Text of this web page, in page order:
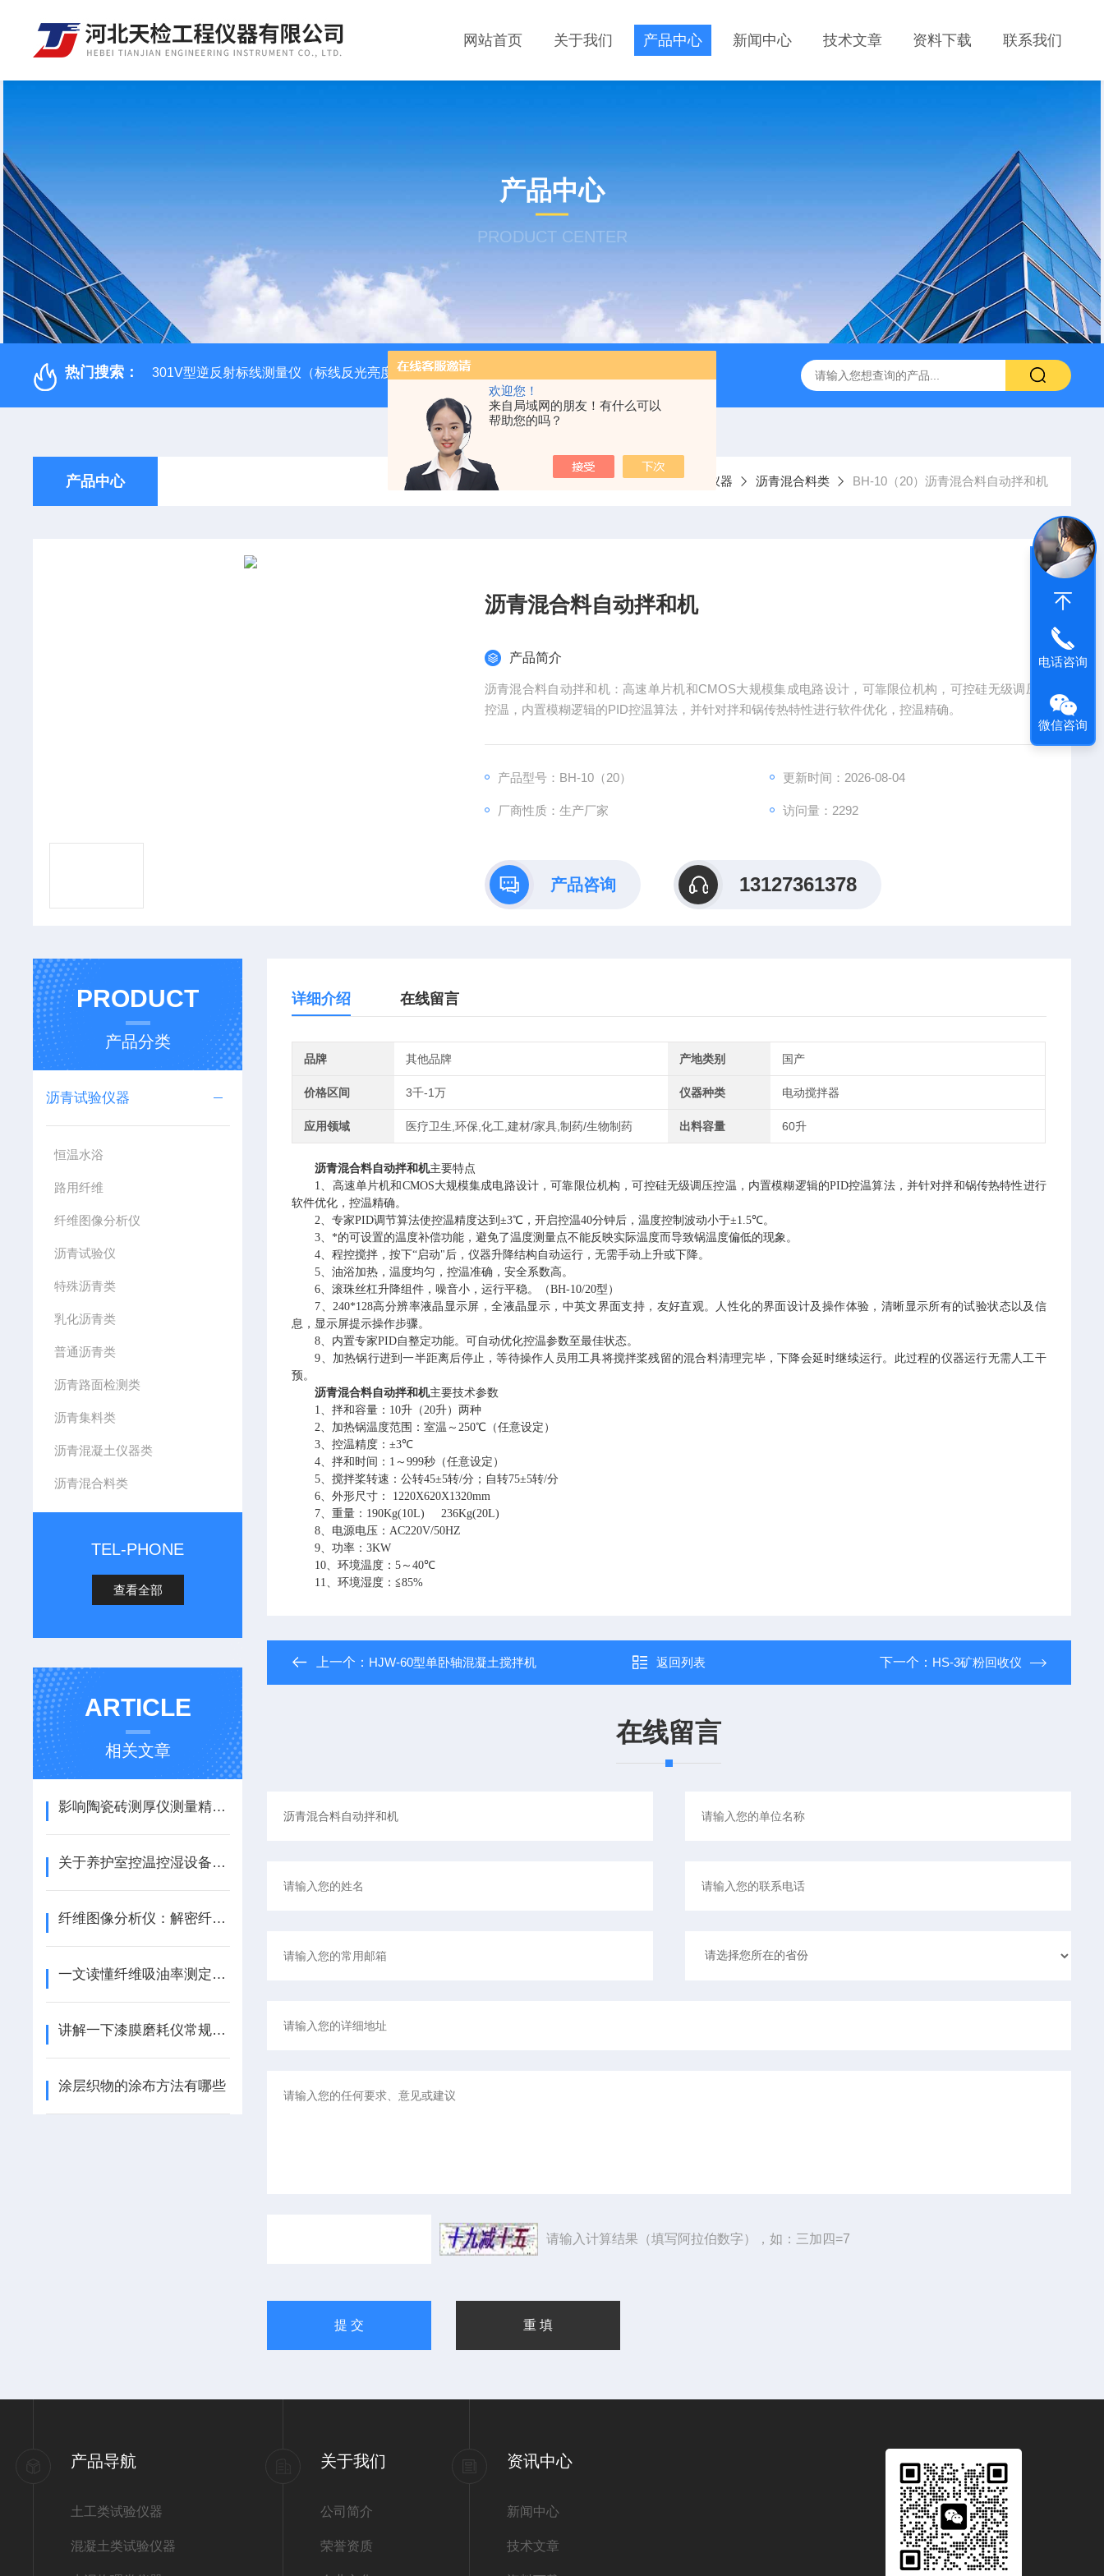
欢迎您！
来自局域网的朋友！有什么可以
帮助您的吗？
网站首页 关于我们 产品中心 新闻中心 技术文章 资料下载 联系我们
产品中心
PRODUCT CENTER
热门搜索： 301V型逆反射标线测量仪（标线反光亮度检测仪） 陶瓷砖真空吸水率测定仪 CLD型混凝土全自动低温慢速冻融试验机
产品中心 当前位置： 首页 产品中心 沥青试验仪器 沥青混合料类 BH-10（20）沥青混合料自动拌和机
沥青混合料自动拌和机
产品简介
沥青混合料自动拌和机：高速单片机和CMOS大规模集成电路设计，可靠限位机构，可控硅无级调压
控温，内置模糊逻辑的PID控温算法，并针对拌和锅传热特性进行软件优化，控温精确。
产品型号：BH-10（20） 更新时间：2026-08-04
厂商性质：生产厂家 访问量：2292
产品咨询 13127361378
PRODUCT
产品分类
沥青试验仪器
恒温水浴
路用纤维
纤维图像分析仪
沥青试验仪
特殊沥青类
乳化沥青类
普通沥青类
沥青路面检测类
沥青集料类
沥青混凝土仪器类
沥青混合料类
TEL-PHONE
查看全部
ARTICLE
相关文章
影响陶瓷砖测厚仪测量精度因素有哪些
关于养护室控温控湿设备的应用与维护
纤维图像分析仪：解密纤维世界的密码
一文读懂纤维吸油率测定仪：从原理到使用技巧
讲解一下漆膜磨耗仪常规安装方法
涂层织物的涂布方法有哪些
详细介绍 在线留言
品牌 其他品牌 产地类别 国产
价格区间 3千-1万 仪器种类 电动搅拌器
应用领域 医疗卫生,环保,化工,建材/家具,制药/生物制药 出料容量 60升
沥青混合料自动拌和机主要特点
1、高速单片机和 CMOS大规模集成电路设计，可靠限位机构，可控硅无级调压控温，内置模糊逻辑的PID控温算法，并针对拌和锅传热特性进行
软件优化，控温精确。
2、专家PID调节算法使控温精度达到±3℃，开启控温40分钟后，温度控制波动小于±1.5℃。
3、*的可设置的温度补偿功能，避免了温度测量点不能反映实际温度而导致锅温度偏低的现象。
4、程控搅拌，按下“启动"后，仪器升降结构自动运行，无需手动上升或下降。
5、油浴加热，温度均匀，控温准确，安全系数高。
6、滚珠丝杠升降组件，噪音小，运行平稳。（BH-10/20型）
7、240*128高分辨率液晶显示屏，全液晶显示，中英文界面支持，友好直观。人性化的界面设计及操作体验，清晰显示所有的试验状态以及信
息，显示屏提示操作步骤。
8、内置专家PID自整定功能。可自动优化控温参数至最佳状态。
9、加热锅行进到一半距离后停止，等待操作人员用工具将搅拌桨残留的混合料清理完毕，下降会延时继续运行。此过程的仪器运行无需人工干
预。
沥青混合料自动拌和机主要技术参数
1、拌和容量： 10升（20升）两种
2、加热锅温度范围：室温～250℃（任意设定）
3、控温精度：±3℃
4、拌和时间： 1 ～999秒（任意设定）
5、搅拌桨转速：公转45±5转/分；自转75±5转/分
6、外形尺寸： 1220X620X1320mm
7、重量： 190Kg(10L) 236Kg(20L)
8、电源电压：AC220V/50HZ
9、功率：3KW
10、环境温度：5 ～40℃
11、环境湿度：≦85%
上一个： HJW-60型单卧轴混凝土搅拌机 返回列表 下一个： HS-3矿粉回收仪
在线留言
请输入计算结果（填写阿拉伯数字），如：三加四=7
产品导航
土工类试验仪器
混凝土类试验仪器
关于我们
公司简介
荣誉资质
资讯中心
新闻中心
技术文章
电话咨询
微信咨询